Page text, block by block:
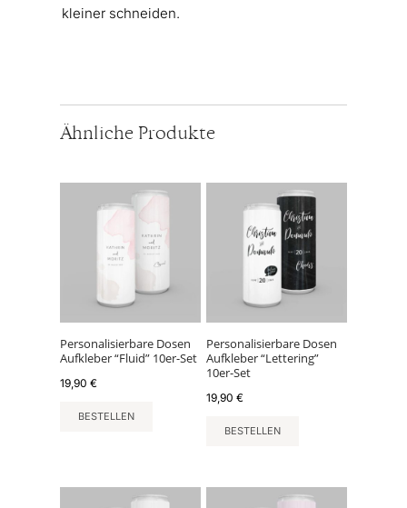
kleiner schneiden.
Ähnliche Produkte
Personalisierbare Dosen
Aufkleber “Fluid” 10er-Set
19,90 €
BESTELLEN
Personalisierbare Dosen
Aufkleber “Lettering”
10er-Set
19,90€
BESTELLEN